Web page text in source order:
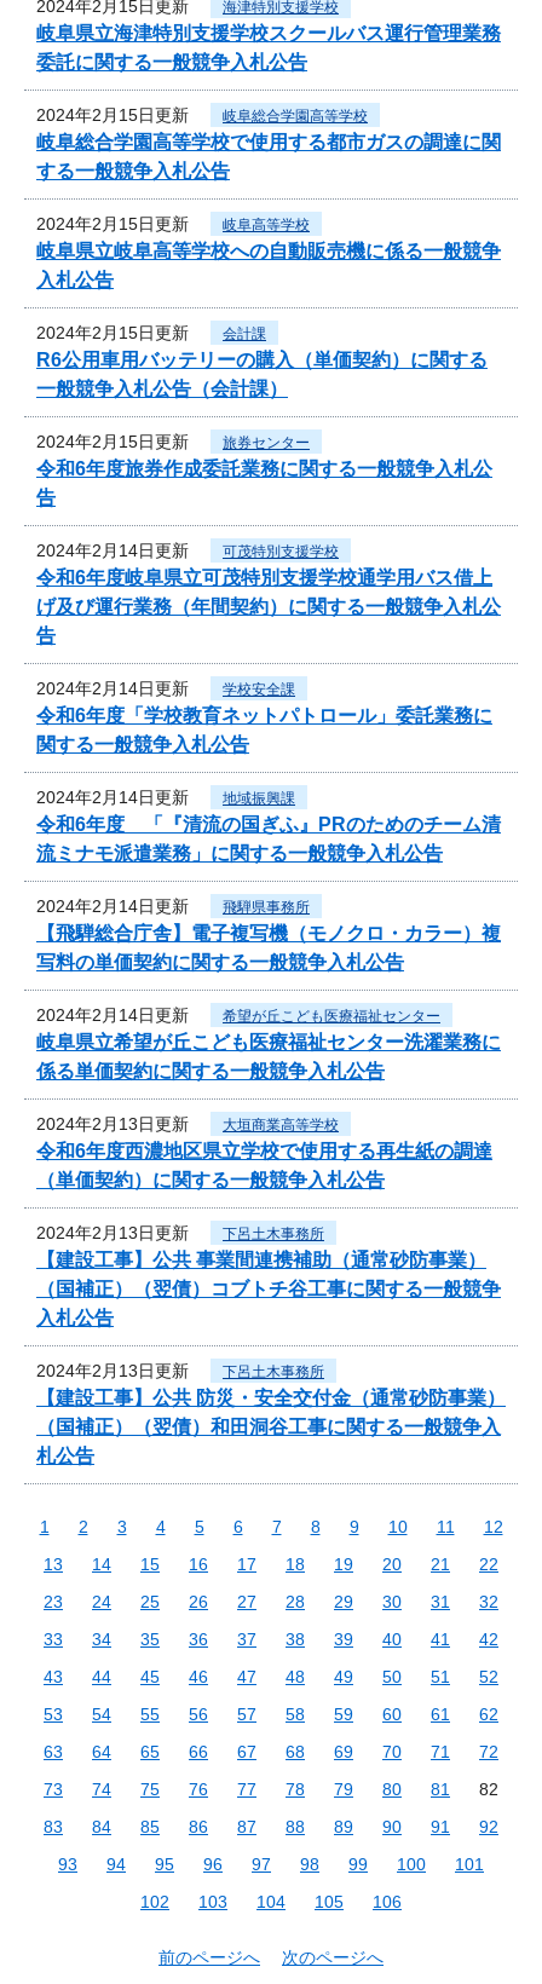
2024年2月15日更新 海津特別支援学校
岐阜県立海津特別支援学校スクールバス運行管理業務
委託に関する一般競争入札公告
2024年2月15日更新 岐阜総合学園高等学校
岐阜総合学園高等学校で使用する都市ガスの調達に関
する一般競争入札公告
2024年2月15日更新 岐阜高等学校
岐阜県立岐阜高等学校への自動販売機に係る一般競争
入札公告
2024年2月15日更新 会計課
R6公用車用バッテリーの購入（単価契約）に関する
一般競争入札公告（会計課）
2024年2月15日更新 旅券センター
令和6年度旅券作成委託業務に関する一般競争入札公
告
2024年2月14日更新 可茂特別支援学校
令和6年度岐阜県立可茂特別支援学校通学用バス借上
げ及び運行業務（年間契約）に関する一般競争入札公
告
2024年2月14日更新 学校安全課
令和6年度「学校教育ネットパトロール」委託業務に
関する一般競争入札公告
2024年2月14日更新 地域振興課
令和6年度 「『清流の国ぎふ』PRのためのチーム清
流ミナモ派遣業務」に関する一般競争入札公告
2024年2月14日更新 飛騨県事務所
【飛騨総合庁舎】電子複写機（モノクロ・カラー）複
写料の単価契約に関する一般競争入札公告
2024年2月14日更新 希望が丘こども医療福祉センター
岐阜県立希望が丘こども医療福祉センター洗濯業務に
係る単価契約に関する一般競争入札公告
2024年2月13日更新 大垣商業高等学校
令和6年度西濃地区県立学校で使用する再生紙の調達
（単価契約）に関する一般競争入札公告
2024年2月13日更新 下呂土木事務所
【建設工事】公共 事業間連携補助（通常砂防事業）
（国補正）（翌債）コブトチ谷工事に関する一般競争
入札公告
2024年2月13日更新 下呂土木事務所
【建設工事】公共 防災・安全交付金（通常砂防事業）
（国補正）（翌債）和田洞谷工事に関する一般競争入
札公告
1 2 3 4 5 6 7 8 9 10 11
12
13
14 15 16 17 18 19 20 21
22
23
24 25 26 27 28 29 30 31
32
33
34 35 36 37 38 39 40 41
42
43
44 45 46 47 48 49 50 51
52
53
54 55 56 57 58 59 60 61
62
63
64 65 66 67 68 69 70 71
72
73
74 75 76 77 78 79 80 81
82
83
84 85 86 87 88 89 90 91
92
93
94 95 96 97 98 99 100
101
102
103 104 105 106
前のページへ 次のページへ